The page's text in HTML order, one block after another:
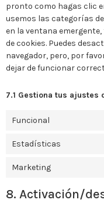
pronto como hagas clic
usemos las categorías
en la ventana
de cookies. Puedes
navegador, pero, por
dejar de funcionar
7.1 Gestiona tus ajustes
Funcional
Estadísticas
Marketing
8. Activación/